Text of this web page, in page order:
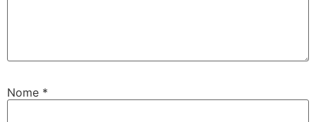
Nome *